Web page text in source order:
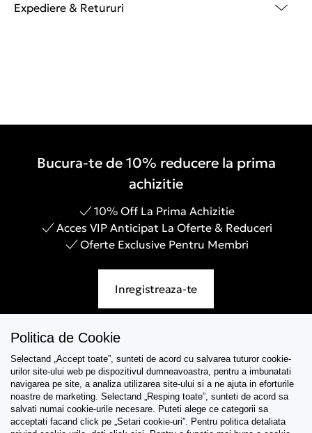
Expediere & Retururi
Bucura-te de 10% reducere la prima
achizitie
10% Off La Prima Achizitie
Acces VIP Anticipat La Oferte & Reduceri
Oferte Exclusive Pentru Membri
Inregistreaza-te
Asistenta
Colectii
Tips & Guides
Politica de Cookie
Selectand „Accept toate”, sunteti de acord cu salvarea tuturor cookie-
urilor site-ului web pe dispozitivul dumneavoastra, pentru a imbunatati
navigarea pe site, a analiza utilizarea site-ului si a ne ajuta in eforturile
noastre de marketing. Selectand „Resping toate”, sunteti de acord sa
salvati numai cookie-urile necesare. Puteti alege ce categorii sa
acceptati facand click pe „Setari cookie-uri”. Pentru politica detaliata